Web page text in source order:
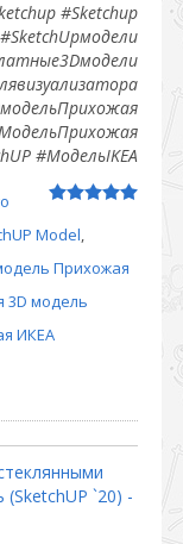
#Sketchup
#МодельIKEA
Model
Прихожая
3D модель
ИКЕА
`20) -